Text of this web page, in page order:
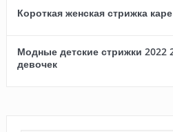
Короткая женская стрижка
Модные детские стрижки 2022
девочек